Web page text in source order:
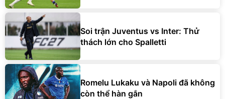
Soi trận Juventus vs Inter: Thử
thách lớn cho Spalletti
Romelu Lukaku và Napoli đã không
còn thể hàn gắn